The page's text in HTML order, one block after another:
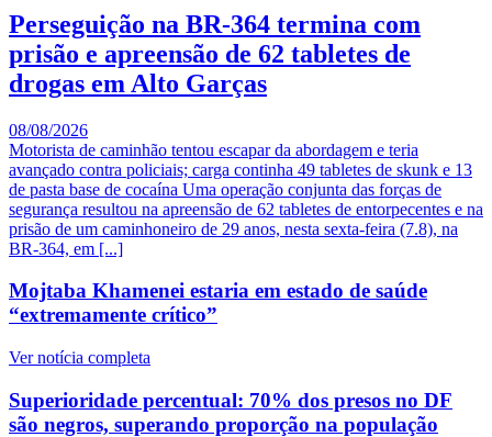
Perseguição na BR-364 termina com
prisão e apreensão de 62 tabletes de
drogas em Alto Garças
08/08/2026
Motorista de caminhão tentou escapar da abordagem e teria
avançado contra policiais; carga continha 49 tabletes de skunk e 13
de pasta base de cocaína Uma operação conjunta das forças de
segurança resultou na apreensão de 62 tabletes de entorpecentes e na
prisão de um caminhoneiro de 29 anos, nesta sexta-feira (7.8), na
BR-364, em [...]
Mojtaba Khamenei estaria em estado de saúde
“extremamente crítico”
Ver notícia completa
Superioridade percentual: 70% dos presos no DF
são negros, superando proporção na população